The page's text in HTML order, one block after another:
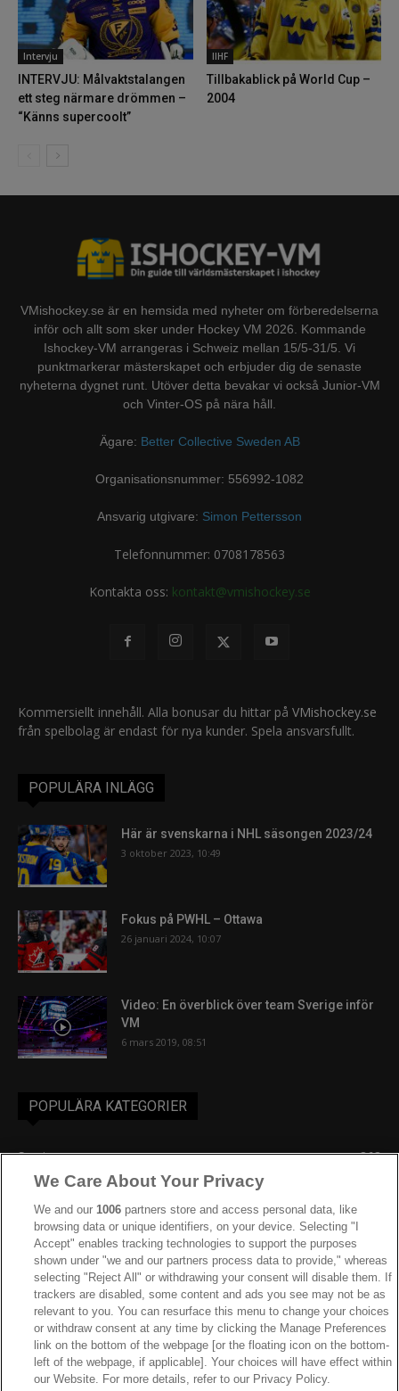
Intervju
INTERVJU: Målvaktstalangen
ett steg närmare drömmen –
“Känns supercoolt”
IIHF
Tillbakablick på World Cup –
2004
VMishockey.se är en hemsida med nyheter om förberedelserna
inför och allt som sker under Hockey VM 2026. Kommande
Ishockey-VM arrangeras i Schweiz mellan 15/5-31/5. Vi
punktmarkerar mästerskapet och erbjuder dig de senaste
nyheterna dygnet runt. Utöver detta bevakar vi också Junior-VM
och Vinter-OS på nära håll.
Ägare: Better Collective Sweden AB
Organisationsnummer: 556992-1082
Ansvarig utgivare: Simon Pettersson
Telefonnummer: 0708178563
Kontakta oss: kontakt@vmishockey.se
Kommersiellt innehåll. Alla bonusar du hittar på VMishockey.se
från spelbolag är endast för nya kunder. Spela ansvarsfullt.
POPULÄRA INLÄGG
Här är svenskarna i NHL säsongen 2023/24
3 oktober 2023, 10:49
Fokus på PWHL – Ottawa
26 januari 2024, 10:07
Video: En överblick över team Sverige inför
VM
6 mars 2019, 08:51
POPULÄRA KATEGORIER
Sverige
863
Ishockey-VM
IIHF
JVM
Kanada
205
Dam VM
187
Finland
181
Video
179
Ishockey-OS
175
We Care About Your Privacy
We and our1006 partners store and access personal data, like
browsing data or unique identifiers, on your device. Selecting "I
Accept" enables tracking technologies to support the purposes
shown under "we and our partners process data to provide," whereas
selecting "Reject All" or withdrawing your consent will disable them. If
trackers are disabled, some content and ads you see may not be as
relevant to you. You can resurface this menu to change your choices
or withdraw consent at any time by clicking the Manage Preferences
link on the bottom of the webpage [or the floating icon on the bottom-
left of the webpage, if applicable]. Your choices will have effect within
our Website. For more details, refer to our Privacy Policy.